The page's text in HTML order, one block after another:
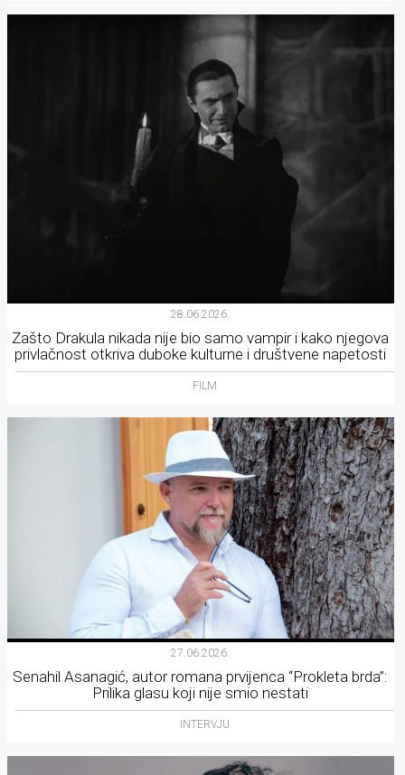
28.06.2026.
Zašto Drakula nikada nije bio samo vampir i kako njegova
privlačnost otkriva duboke kulturne i društvene napetosti
FILM
27.06.2026.
Senahil Asanagić, autor romana prvijenca “Prokleta brda”:
Prilika glasu koji nije smio nestati
INTERVJU